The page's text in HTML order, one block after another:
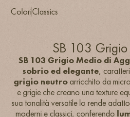
ColoriClassics
SB 103
SB 103 Grigio Medio di
sobrio ed elegante,
grigio neutroarricchito da
e grigie che creano una texture
sua tonalità versatile lo rende
moderni e classici, conferendo